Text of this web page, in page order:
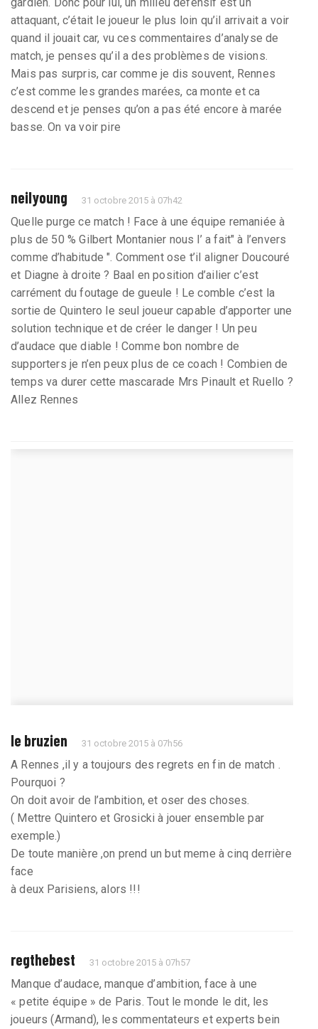
attaquant, c’était le joueur le plus loin qu’il arrivait a voir
quand il jouait car, vu ces commentaires d’analyse de
match, je penses qu’il a des problèmes de visions.
Mais pas surpris, car comme je dis souvent, Rennes
c’est comme les grandes marées, ca monte et ca
descend et je penses qu’on a pas été encore à marée
basse. On va voir pire
neilyoung 31 octobre 2015 à 07h42
Quelle purge ce match ! Face à une équipe remaniée à
plus de 50 % Gilbert Montanier nous l’ a fait" à l’envers
comme d’habitude ". Comment ose t’il aligner Doucouré
et Diagne à droite ? Baal en position d’ailier c’est
carrément du foutage de gueule ! Le comble c’est la
sortie de Quintero le seul joueur capable d’apporter une
solution technique et de créer le danger ! Un peu
d’audace que diable ! Comme bon nombre de
supporters je n’en peux plus de ce coach ! Combien de
temps va durer cette mascarade Mrs Pinault et Ruello ?
Allez Rennes
le bruzien 31 octobre 2015 à 07h56
A Rennes ,il y a toujours des regrets en fin de match .
Pourquoi ?
On doit avoir de l’ambition, et oser des choses.
( Mettre Quintero et Grosicki à jouer ensemble par
exemple.)
De toute manière ,on prend un but meme à cinq derrière
face
à deux Parisiens, alors !!!
regthebest 31 octobre 2015 à 07h57
Manque d’audace, manque d’ambition, face à une
« petite équipe » de Paris. Tout le monde le dit, les
joueurs (Armand), les commentateurs et experts bein